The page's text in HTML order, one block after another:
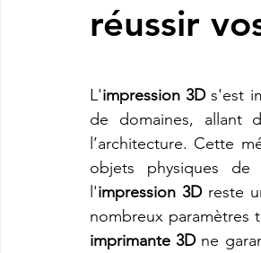
etre visible sur google Comment
imprimante3d Creality K2 plus combo
CREALITY SPARKX i7 Color Combo
réussir
L'impression 3D s'est
de domaines, allant
l’architecture. Cette
objets physiques de
l'impression 3D reste
imprimante 3D ne